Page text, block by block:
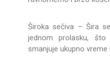
Široka sečiva – Šira
jednom prolasku,
smanjuje ukupno